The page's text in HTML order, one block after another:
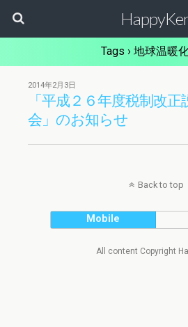
Tags › 地球温暖
2014年2月3日
「平成２６年度税制改正
会」のお知らせ
Back to top
Mobile
All content Copyright